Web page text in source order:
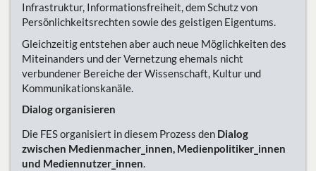
Infrastruktur, Informationsfreiheit, dem Schutz von
Persönlichkeitsrechten sowie des geistigen Eigentums.
Gleichzeitig entstehen aber auch neue Möglichkeiten des
Miteinanders und der Vernetzung ehemals nicht
verbundener Bereiche der Wissenschaft, Kultur und
Kommunikationskanäle.
Dialog organisieren
Die FES organisiert in diesem Prozess den Dialog
zwischen Medienmacher_innen, Medienpolitiker_innen
und Mediennutzer_innen.